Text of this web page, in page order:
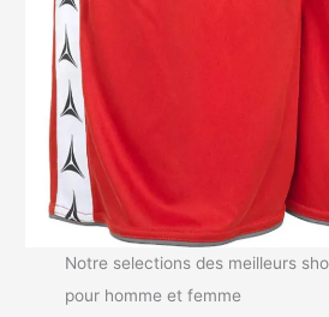
Notre selections des meilleurs
pour homme et femme